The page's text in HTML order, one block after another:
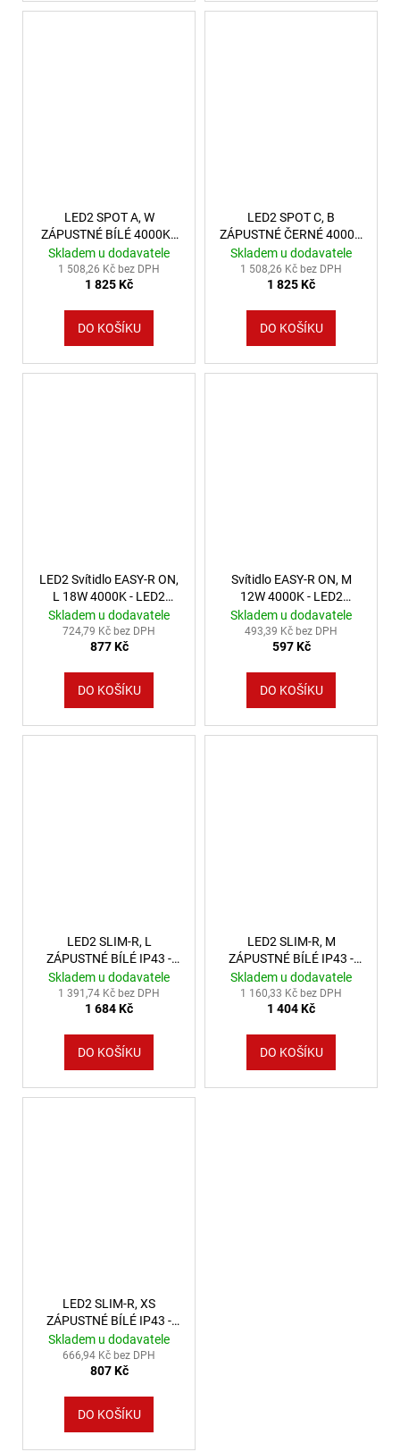
LED2 SPOT A, W
ZÁPUSTNÉ BÍLÉ 4000K -
LED2 Lighting
Skladem u dodavatele
1 508,26 Kč bez DPH
1 825 Kč
DO KOŠÍKU
LED2 SPOT C, B
ZÁPUSTNÉ ČERNÉ 4000K
- LED2 Lighting
Skladem u dodavatele
1 508,26 Kč bez DPH
1 825 Kč
DO KOŠÍKU
LED2 Svítidlo EASY-R ON,
L 18W 4000K - LED2
Lighting
Skladem u dodavatele
724,79 Kč bez DPH
877 Kč
DO KOŠÍKU
Svítidlo EASY-R ON, M
12W 4000K - LED2
Lighting
Skladem u dodavatele
493,39 Kč bez DPH
597 Kč
DO KOŠÍKU
LED2 SLIM-R, L
ZÁPUSTNÉ BÍLÉ IP43 -
LED2 Lighting
Skladem u dodavatele
1 391,74 Kč bez DPH
1 684 Kč
DO KOŠÍKU
LED2 SLIM-R, M
ZÁPUSTNÉ BÍLÉ IP43 -
LED2 Lighting
Skladem u dodavatele
1 160,33 Kč bez DPH
1 404 Kč
DO KOŠÍKU
LED2 SLIM-R, XS
ZÁPUSTNÉ BÍLÉ IP43 -
LED2 Lighting
Skladem u dodavatele
666,94 Kč bez DPH
807 Kč
DO KOŠÍKU